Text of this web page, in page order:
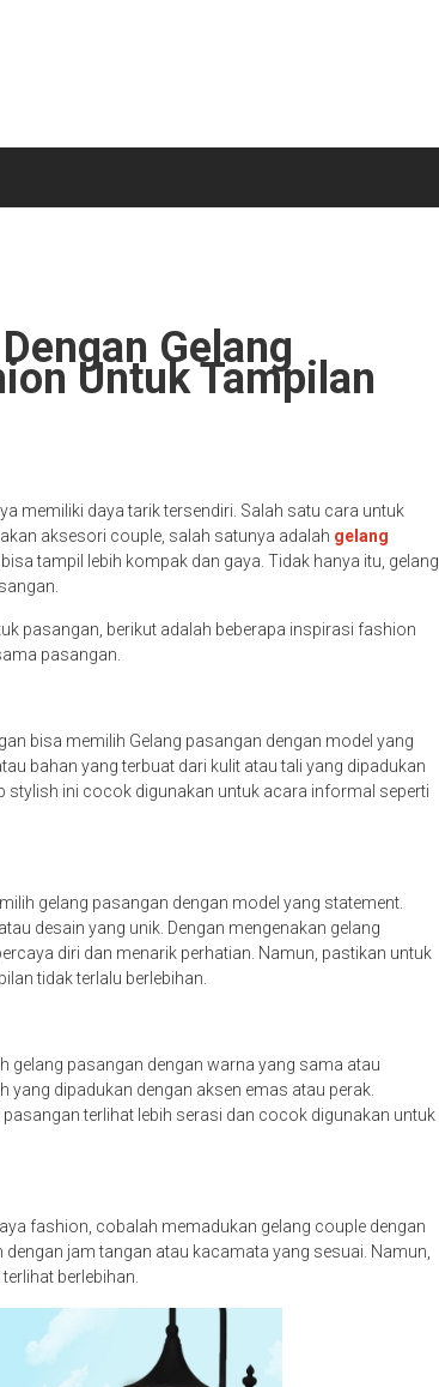
Gelang
Untuk Tampilan
memiliki daya tarik tersendiri. Salah satu cara untuk
aksesori couple, salah satunya adalah gelang
tampil lebih kompak dan gaya. Tidak hanya itu, gelang
pasangan, berikut adalah beberapa inspirasi fashion
pasangan.
bisa memilih Gelang pasangan dengan model yang
bahan yang terbuat dari kulit atau tali yang dipadukan
stylish ini cocok digunakan untuk acara informal seperti
gelang pasangan dengan model yang statement.
desain yang unik. Dengan mengenakan gelang
diri dan menarik perhatian. Namun, pastikan untuk
tidak terlalu berlebihan.
gelang pasangan dengan warna yang sama atau
yang dipadukan dengan aksen emas atau perak.
terlihat lebih serasi dan cocok digunakan untuk
fashion, cobalah memadukan gelang couple dengan
jam tangan atau kacamata yang sesuai. Namun,
berlebihan.